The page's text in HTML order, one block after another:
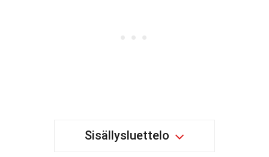
Sisällysluettelo